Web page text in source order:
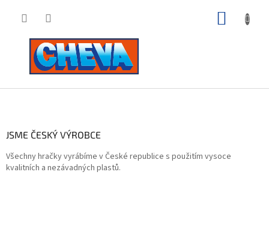
JSME ČESKÝ VÝROBCE
Všechny hračky vyrábíme v České republice s použitím vysoce
kvalitních a nezávadných plastů.